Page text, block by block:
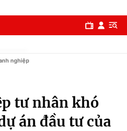
nghiệp
tư nhân khó
án đầu tư của